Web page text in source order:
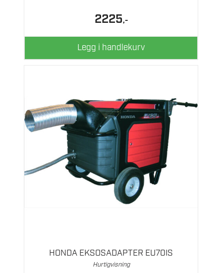
2225,-
Legg i handlekurv
HONDA EKSOSADAPTER EU70IS
Hurtigvisning